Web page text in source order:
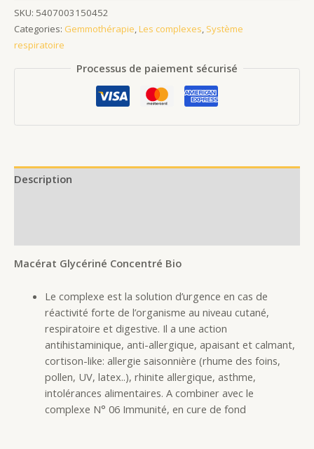
SKU: 5407003150452
Categories: Gemmothérapie,Les complexes, Système
respiratoire
Processus de paiement sécurisé
Description
Macérat Glycériné Concentré Bio
Le complexe est la solution d’urgence en cas de
réactivité forte de l’organisme au niveau cutané,
respiratoire et digestive. Il a une action
antihistaminique, anti-allergique, apaisant et calmant,
cortison-like: allergie saisonnière (rhume des foins,
pollen, UV, latex..), rhinite allergique, asthme,
intolérances alimentaires. A combiner avec le
complexe N° 06 Immunité, en cure de fond